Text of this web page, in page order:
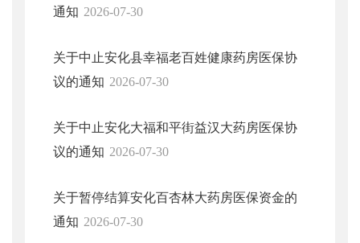
通知 2026-07-30
关于中止安化县幸福老百姓健康药房医保协
议的通知 2026-07-30
关于中止安化大福和平街益汉大药房医保协
议的通知 2026-07-30
关于暂停结算安化百杏林大药房医保资金的
通知 2026-07-30